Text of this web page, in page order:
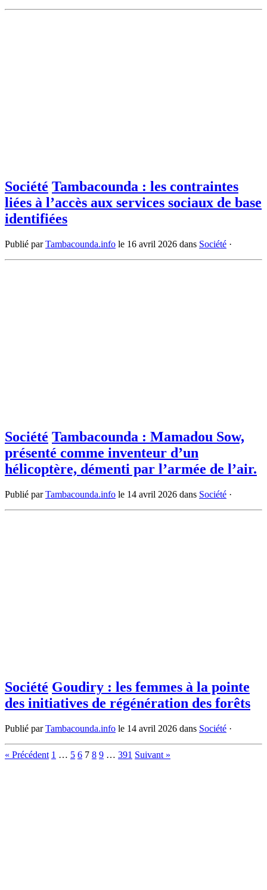
Société Tambacounda : les contraintes
liées à l’accès aux services sociaux de base
identifiées
Publié parTambacounda.info le 16 avril 2026 dans Société ·
Société Tambacounda : Mamadou Sow,
présenté comme inventeur d’un
hélicoptère, démenti par l’armée de l’air.
Publié parTambacounda.info le 14 avril 2026 dans Société ·
Société Goudiry : les femmes à la pointe
des initiatives de régénération des forêts
Publié parTambacounda.info le 14 avril 2026 dans Société ·
« Précédent 1 … 5 6 7 8 9 … 391 Suivant »